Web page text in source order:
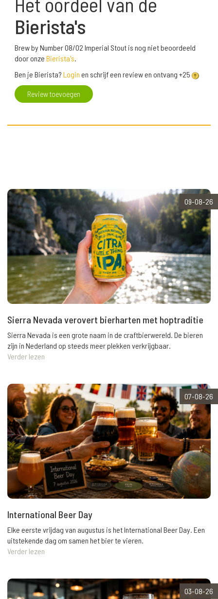
Bierista's
Brew by Number 08/02 Imperial Stout is nog niet beoordeeld
door onze Bierista's.
Ben je Bierista? Login en schrijf een review en ontvang +25
Review toevoegen
09-08-26
Sierra Nevada verovert bierharten met hoptraditie
Sierra Nevada is een grote naam in de craftbierwereld. De bieren
zijn in Nederland op steeds meer plekken verkrijgbaar.
Verder lezen
07-08-26
International Beer Day
Elke eerste vrijdag van augustus is het International Beer Day. Een
uitstekende dag om samen het bier te vieren.
Verder lezen
03-08-26